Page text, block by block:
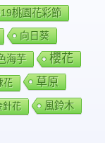
桃園花彩節
向日葵
海芋 櫻花
花 草原
針花 風鈴木